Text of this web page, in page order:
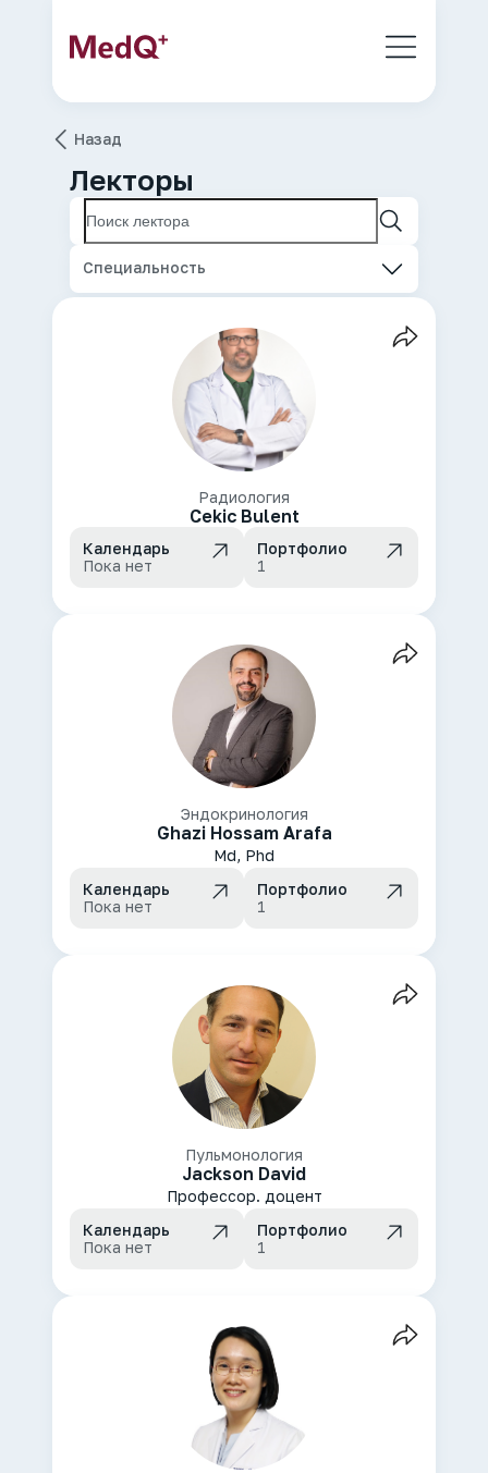
Назад
Лекторы
Специальность
Радиология
Cekic Bulent
Календарь
Пока нет
Портфолио
1
Эндокринология
Ghazi Hossam Arafa
Md, Phd
Календарь
Пока нет
Портфолио
1
Пульмонология
Jackson David
Профессор. доцент
Календарь
Пока нет
Портфолио
1